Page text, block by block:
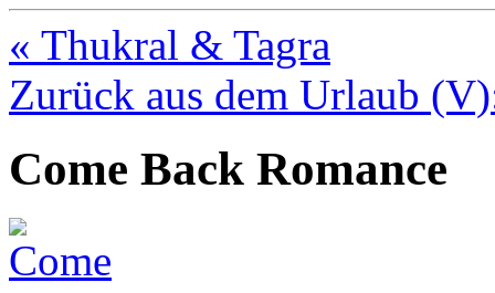
« Thukral & Tagra
Zurück aus dem Urlaub
Come Back Romance